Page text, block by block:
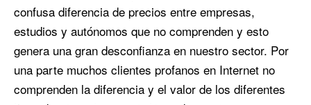
confusa diferencia de precios entre empresas,
estudios y autónomos que no comprenden y esto
genera una gran desconfianza en nuestro sector. Por
una parte muchos clientes profanos en Internet no
comprenden la diferencia y el valor de los diferentes